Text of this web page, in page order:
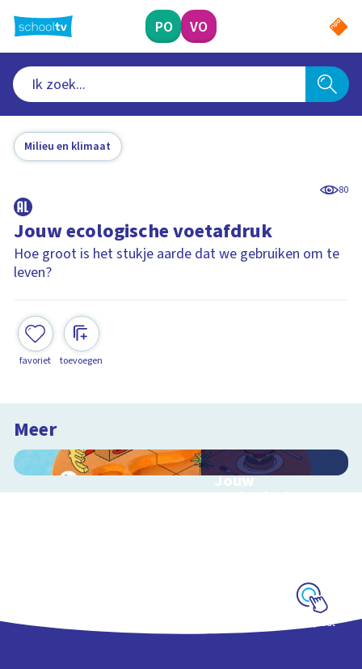
naar
hoofdinhoud
PO VO
Milieu en klimaat
80
Jouw ecologische voetafdruk
Hoe groot is het stukje aarde dat we gebruiken om te
leven?
favoriet toevoegen
Meer
Jouw
ecologische
Schoolplaat